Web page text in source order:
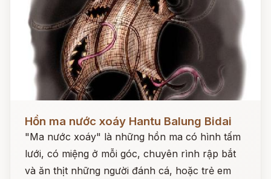
Đọc ngay
Hồn ma nước xoáy Hantu Balung Bidai
"Ma nước xoáy" là những hồn ma có hình tấm
lưới, có miệng ở mỗi góc, chuyên rình rập bắt
và ăn thịt những người đánh cá, hoặc trẻ em